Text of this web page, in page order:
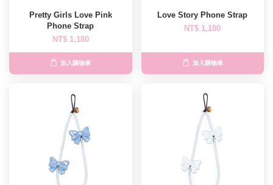
Pretty Girls Love Pink
Phone Strap
NT$ 1,180
加入購物車
Love Story Phone Strap
NT$ 1,180
加入購物車